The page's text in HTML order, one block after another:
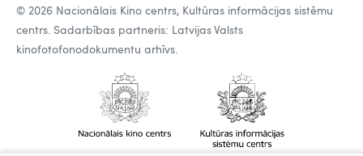
© 2026 Nacionālais Kino centrs, Kultūras informācijas sistēmu
centrs. Sadarbības partneris: Latvijas Valsts
kinofotofonodokumentu arhīvs.